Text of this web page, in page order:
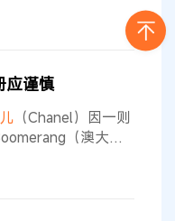
因认为叶某宗经营
了自己持有的第
即常见的“双C”图案
院（下称海珠法
权，并判决其赔偿
叶某宗
应谨慎
（Chanel）因一则
（澳大利
遭到抨击。不久之
指责